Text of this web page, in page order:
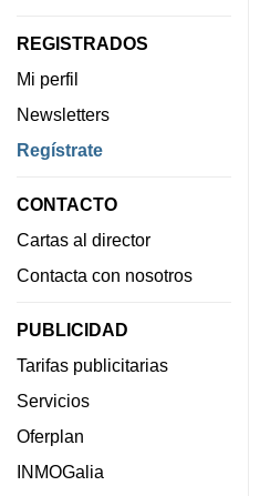
REGISTRADOS
Mi perfil
Newsletters
Regístrate
CONTACTO
Cartas al director
Contacta con nosotros
PUBLICIDAD
Tarifas publicitarias
Servicios
Oferplan
INMOGalia